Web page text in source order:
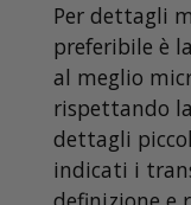
Per dettagli
preferibile è
al meglio
rispettando
dettagli
indicati i